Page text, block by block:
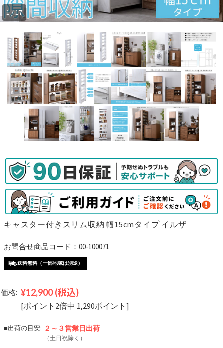
1 / 17
キャスター付きスリム収納 幅15cmタイプ イルザ
お問合せ商品コード：00-100071
送料無料（一部地域は別途）
価格: ¥12,900 (税込)
[ポイント2倍中 1,290ポイント]
■出荷の目安: ２～３営業日出荷
（土日祝除く）